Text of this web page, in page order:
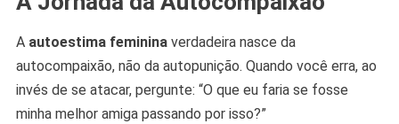
A autoestima femininaverdadeira nasce da
autocompaixão, não da autopunição. Quando você erra, ao
invés de se atacar, pergunte: “O que eu faria se fosse
minha melhor amiga passando por isso?”